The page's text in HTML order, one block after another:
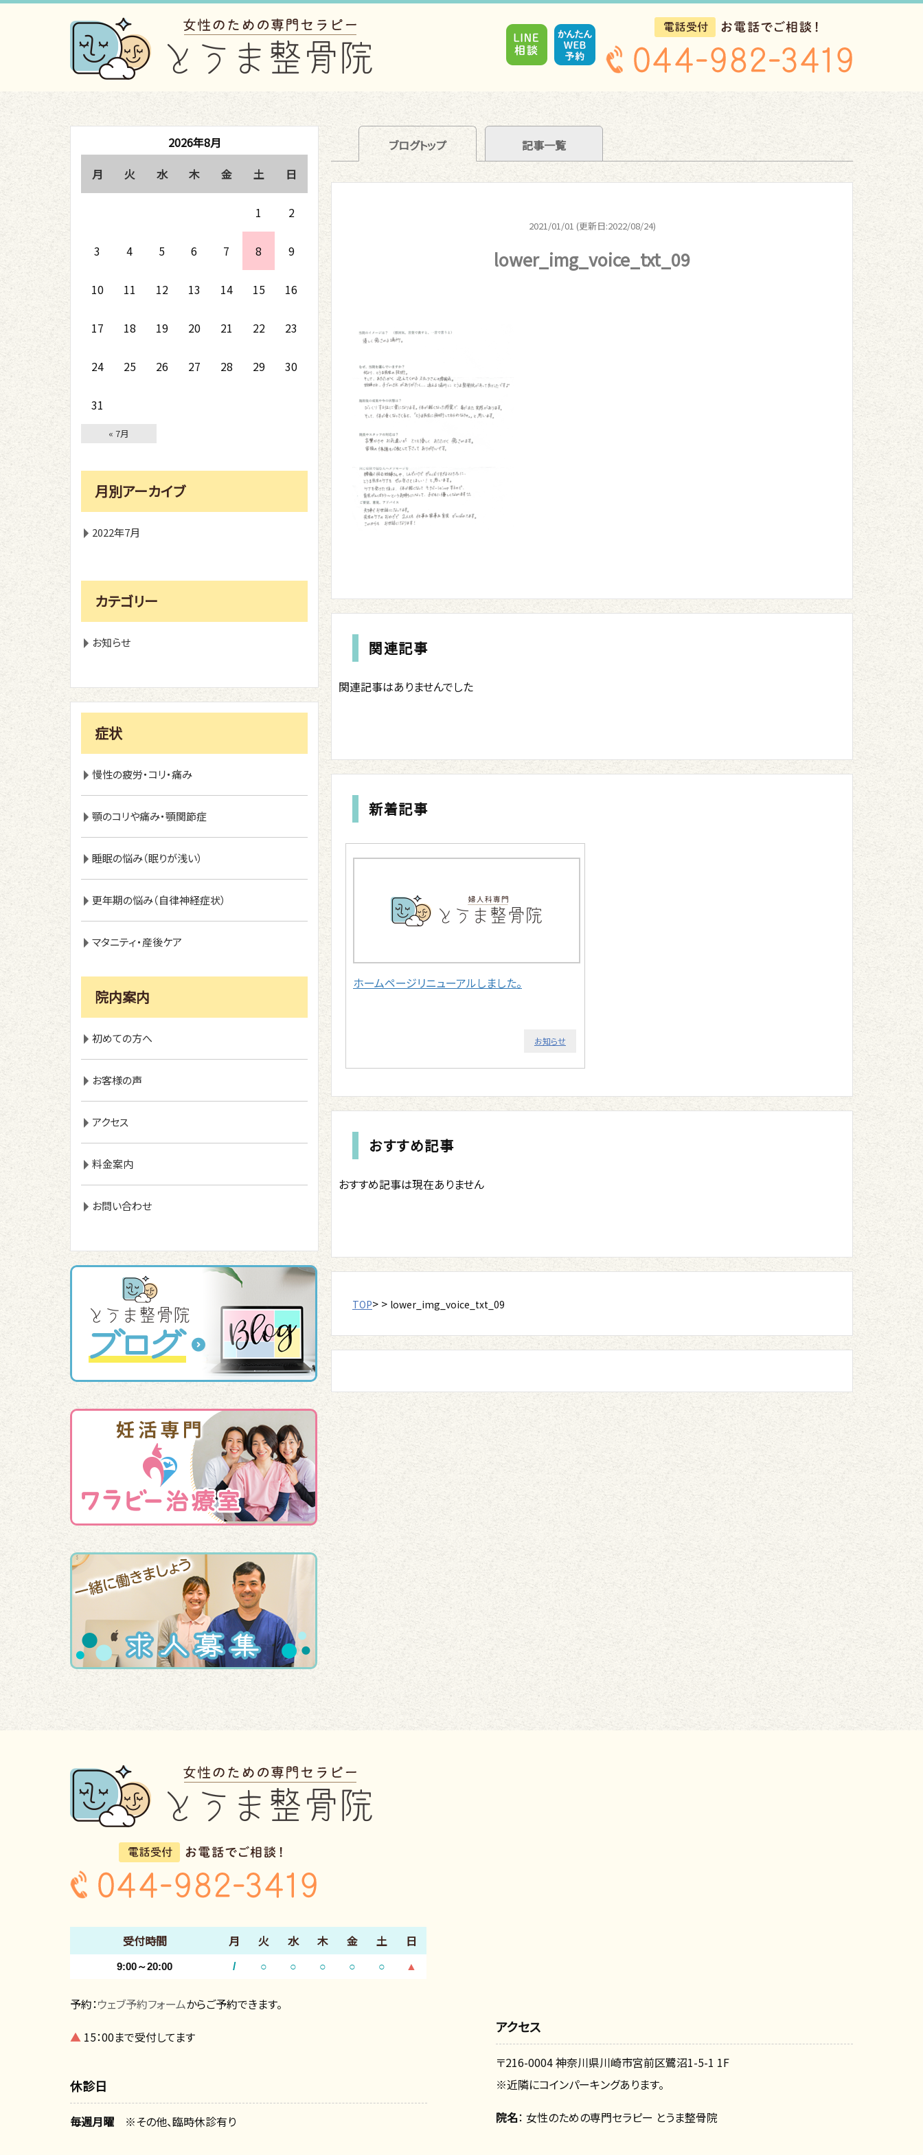
ブログトップ 記事一覧
2021/01/01 (更新日:2022/08/24)
lower_img_voice_txt_09
関連記事
関連記事はありませんでした
新着記事
ホームページリニューアルしました。
お知らせ
おすすめ記事
おすすめ記事は現在ありません
TOP> > lower_img_voice_txt_09
2026年8月
月
火 水 木 金 土 日
1 2
3 4 5 6 7 8 9
10 11 12 13 14 15 16
17 18 19 20 21 22 23
24 25 26 27 28 29 30
31
« 7月
月別アーカイブ
2022年7月
カテゴリー
お知らせ
症状
慢性の疲労・コリ・痛み
顎のコリや痛み・顎関節症
睡眠の悩み（眠りが浅い）
更年期の悩み（自律神経症状）
マタニティ・産後ケア
院内案内
初めての方へ
お客様の声
アクセス
料金案内
お問い合わせ
受付時間 月 火 水 木 金 土 日
9:00～20:00 / ○ ○ ○ ○ ○ ▲
予約：ウェブ予約フォームからご予約できます。
▲ 15：00まで受付してます
休診日
毎週月曜 ※その他、臨時休診有り
アクセス
〒216-0004 神奈川県川崎市宮前区鷺沼1-5-1 1F
※近隣にコインパーキングあります。
院名： 女性のための専門セラピー とうま整骨院